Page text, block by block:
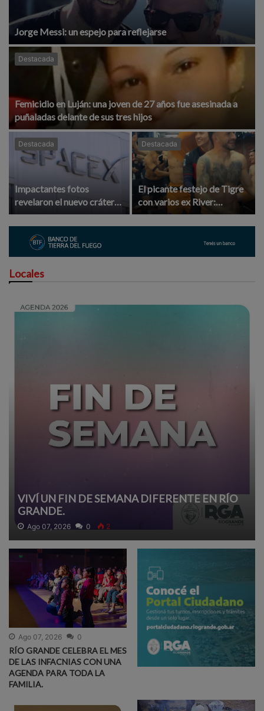
Jorge Messi: un espejo para reflejarse
Destacada
Femicidio en Luján: una joven de 27 años fue asesinada a
puñaladas delante de sus tres hijos
Destacada
Impactantes fotos
revelaron el nuevo cráter
lunar dejado por un cohete
de SpaceX estrellado sin
control
Destacada
El picante festejo de Tigre
con varios ex River:
Subiabre se sumó al
trencito y el Pity Martínez
Locales
VIVÍ UN FIN DE SEMANA DIFERENTE EN RÍO
GRANDE.
Ago 07, 2026 0 2
Ago 07, 2026 0
RÍO GRANDE CELEBRA EL MES
DE LAS INFACNIAS CON UNA
AGENDA PARA TODA LA
FAMILIA.